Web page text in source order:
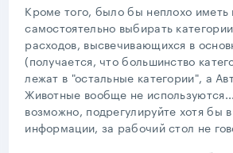
Кроме того, было бы неплохо иметь
самостоятельно выбирать
расходов, высвечивающихся в
(получается, что большинство
лежат в "остальные категории", а
Животные вообще не
возможно, подрегулируйте хотя бы
информации, за рабочий стол не